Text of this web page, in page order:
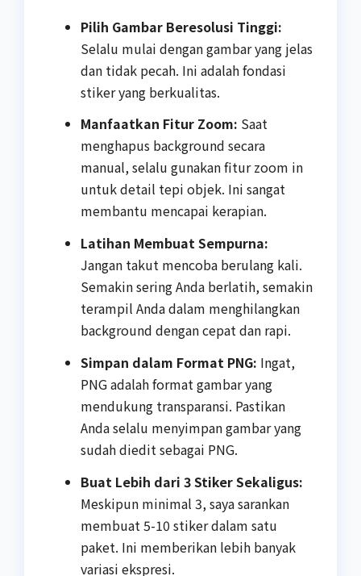
Pilih Gambar Beresolusi Tinggi:
Selalu mulai dengan gambar yang jelas
dan tidak pecah. Ini adalah fondasi
stiker yang berkualitas.
Manfaatkan Fitur Zoom: Saat
menghapus background secara
manual, selalu gunakan fitur zoom in
untuk detail tepi objek. Ini sangat
membantu mencapai kerapian.
Latihan Membuat Sempurna:
Jangan takut mencoba berulang kali.
Semakin sering Anda berlatih, semakin
terampil Anda dalam menghilangkan
background dengan cepat dan rapi.
Simpan dalam Format PNG: Ingat,
PNG adalah format gambar yang
mendukung transparansi. Pastikan
Anda selalu menyimpan gambar yang
sudah diedit sebagai PNG.
Buat Lebih dari 3 Stiker Sekaligus:
Meskipun minimal 3, saya sarankan
membuat 5-10 stiker dalam satu
paket. Ini memberikan lebih banyak
variasi ekspresi.